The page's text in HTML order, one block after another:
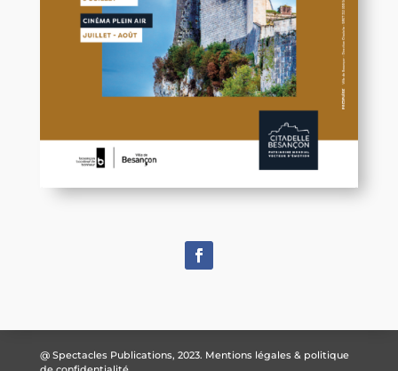
@ Spectacles Publications, 2023. Mentions légales & politique